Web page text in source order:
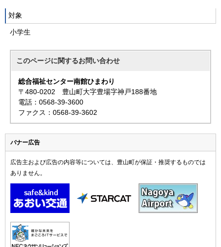
対象
小学生
このページに関するお問い合わせ
総合福祉センター南館ひまわり
〒480-0202 豊山町大字豊場字神戸188番地
電話：0568-39-3600
ファクス：0568-39-3602
バナー広告
広告主および広告の内容等については、豊山町が保証・推奨するものでは
ありません。